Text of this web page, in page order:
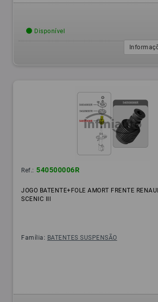
Disponível
Ref.: 540500006R
JOGO BATENTE+FOLE AMORT FRENTE
SCENIC III
Família: BATENTES SUSPENSÃO